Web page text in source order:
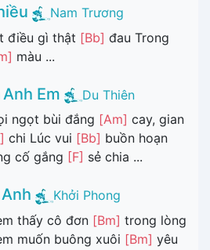
Nam Trương
điều gì thật [Bb] đau Trong
màu ...
Em
Du Thiên
ngọt bùi đắng [Am] cay, gian
chi Lúc vui [Bb] buồn hoạn
cố gắng [F] sẻ chia ...
Khởi Phong
thấy cô đơn [Bm] trong lòng
muốn buông xuôi [Bm] yêu